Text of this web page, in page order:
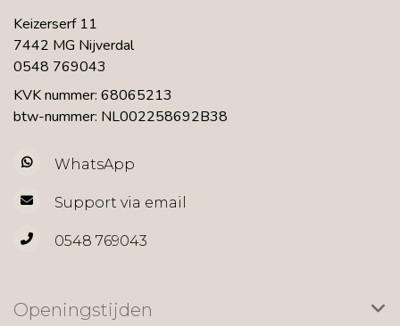
Keizerserf 11
7442 MG Nijverdal
0548 769043
KVK nummer: 68065213
btw-nummer: NL002258692B38
WhatsApp
Support via email
0548 769043
Openingstijden